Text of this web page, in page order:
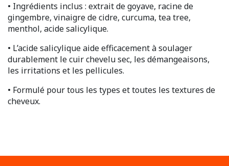
• Ingrédients inclus : extrait de goyave, racine de
gingembre, vinaigre de cidre, curcuma, tea tree,
menthol, acide salicylique.
• L’acide salicylique aide efficacement à soulager
durablement le cuir chevelu sec, les démangeaisons,
les irritations et les pellicules.
• Formulé pour tous les types et toutes les textures de
cheveux.